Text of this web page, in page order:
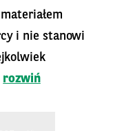
i nie stanowi
rozwiń